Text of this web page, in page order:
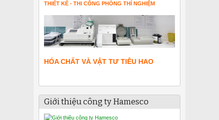
THIẾT KẾ - THI CÔNG PHÒNG THÍ NGHIỆM
HÓA CHẤT VÀ VẬT TƯ TIÊU HAO
Giới thiệu công ty Hamesco